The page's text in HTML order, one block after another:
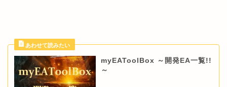
myEAToolBox ～開発EA一覧!!
～